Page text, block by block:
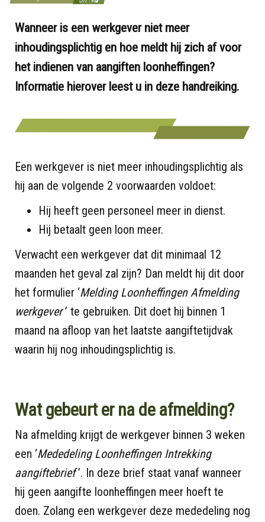
Wanneer is een werkgever niet meer
inhoudingsplichtig en hoe meldt hij zich af voor
het indienen van aangiften loonheffingen?
Informatie hierover leest u in deze handreiking.
Een werkgever is niet meer inhoudingsplichtig als
hij aan de volgende 2 voorwaarden voldoet:
Hij heeft geen personeel meer in dienst.
Hij betaalt geen loon meer.
Verwacht een werkgever dat dit minimaal 12
maanden het geval zal zijn? Dan meldt hij dit door
het formulier ‘Melding Loonheffingen Afmelding
werkgever’ te gebruiken. Dit doet hij binnen 1
maand na afloop van het laatste aangiftetijdvak
waarin hij nog inhoudingsplichtig is.
Wat gebeurt er na de afmelding?
Na afmelding krijgt de werkgever binnen 3 weken
een ‘Mededeling Loonheffingen Intrekking
aangiftebrief’. In deze brief staat vanaf wanneer
hij geen aangifte loonheffingen meer hoeft te
doen. Zolang een werkgever deze mededeling nog